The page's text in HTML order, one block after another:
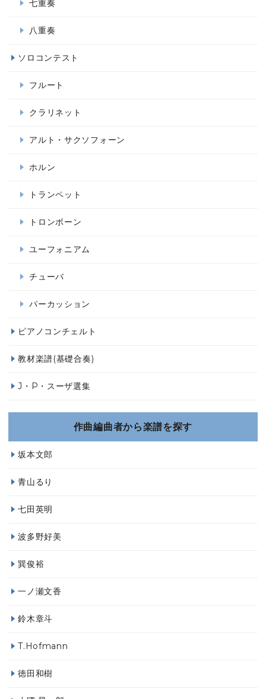
七重奏
八重奏
ソロコンテスト
フルート
クラリネット
アルト・サクソフォーン
ホルン
トランペット
トロンボーン
ユーフォニアム
チューバ
パーカッション
ピアノコンチェルト
教材楽譜(基礎合奏)
J・P・スーザ選集
作曲編曲者から楽譜を探す
坂本文郎
青山るり
七田英明
波多野好美
巽俊裕
一ノ瀬文香
鈴木章斗
T.Hofmann
徳田和樹